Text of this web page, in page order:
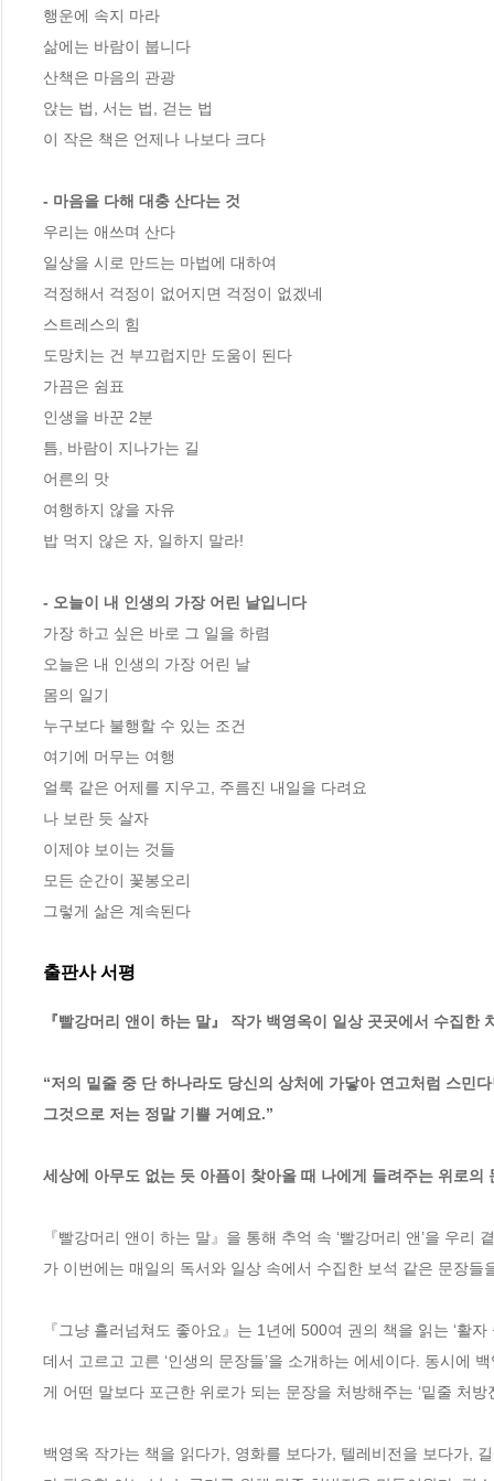
행운에 속지 마라
삶에는 바람이 붑니다
산책은 마음의 관광
앉는 법, 서는 법, 걷는 법
이 작은 책은 언제나 나보다 크다
- 마음을 다해 대충 산다는 것
우리는 애쓰며 산다
일상을 시로 만드는 마법에 대하여
걱정해서 걱정이 없어지면 걱정이 없겠네
스트레스의 힘
도망치는 건 부끄럽지만 도움이 된다
가끔은 쉼표
인생을 바꾼 2분
틈, 바람이 지나가는 길
어른의 맛
여행하지 않을 자유
밥 먹지 않은 자, 일하지 말라!
- 오늘이 내 인생의 가장 어린 날입니다
가장 하고 싶은 바로 그 일을 하렴
오늘은 내 인생의 가장 어린 날
몸의 일기
누구보다 불행할 수 있는 조건
여기에 머무는 여행
얼룩 같은 어제를 지우고, 주름진 내일을 다려요
나 보란 듯 살자
이제야 보이는 것들
모든 순간이 꽃봉오리
그렇게 삶은 계속된다
출판사 서평
『빨강머리 앤이 하는 말』 작가 백영옥이 일상 곳곳에서 수집한
“저의 밑줄 중 단 하나라도 당신의 상처에 가닿아 연고처럼 스민
그것으로 저는 정말 기쁠 거예요.”
세상에 아무도 없는 듯 아픔이 찾아올 때 나에게 들려주는 위로의
『빨강머리 앤이 하는 말』을 통해 추억 속 ‘빨강머리 앤’을 우
가 이번에는 매일의 독서와 일상 속에서 수집한 보석 같은 문장들
『그냥 흘러넘쳐도 좋아요』는 1년에 500여 권의 책을 읽는 ‘활
데서 고르고 고른 ‘인생의 문장들’을 소개하는 에세이다. 동시에
게 어떤 말보다 포근한 위로가 되는 문장을 처방해주는 ‘밑줄 처방
백영옥 작가는 책을 읽다가, 영화를 보다가, 텔레비전을 보다가,